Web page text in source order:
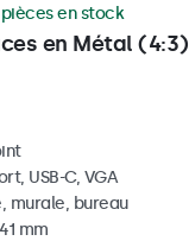
en Métal (4:3)
pièces en stock
USB-C, VGA
murale, bureau
mm